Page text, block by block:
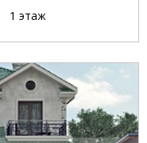
1 этаж